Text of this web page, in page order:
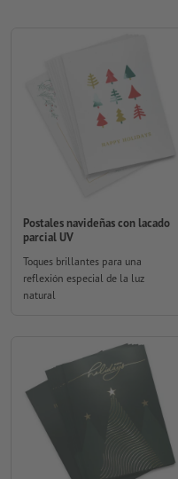
Postales navideñas con lacado
parcial UV
Toques brillantes para una
reflexión especial de la luz
natural